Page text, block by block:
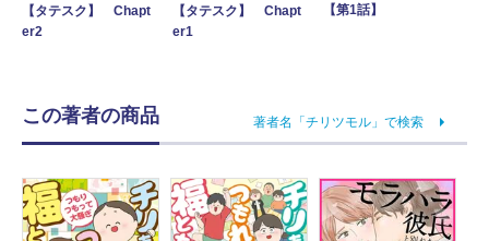
【タテスク】 Chapt
er2
【タテスク】 Chapt
er1
【第1話】
この著者の商品 著者名「チリツモル」で検索